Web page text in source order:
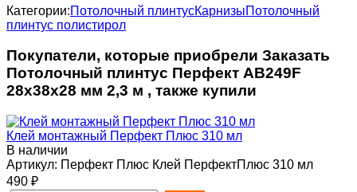
Категории:Потолочный плинтусКарнизыПотолочный
плинтус полистирол
Покупатели, которые приобрели Заказать
Потолочный плинтус Перфект AB249F
28х38х28 мм 2,3 м , также купили
Клей монтажный Перфект Плюс 310 мл
В наличии
Артикул: Перфект Плюс Клей ПерфектПлюс 310 мл
490 ₽